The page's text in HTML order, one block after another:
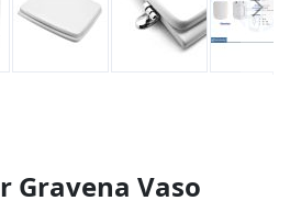
Gravena Vaso